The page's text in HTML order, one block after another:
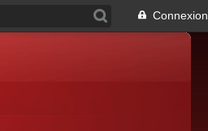
Connexion